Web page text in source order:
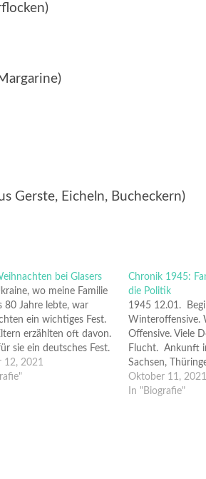
Gerste, Eicheln, Bucheckern)
bei Glasers
wo meine Familie
80 Jahre lebte, war
ein wichtiges Fest.
erzählten oft davon.
sie ein deutsches Fest.
lebten Ukrainer, Russen,
12, 2021
Chronik 1945:
die Politik
1945 12.01.
Winteroffensive.
Offensive. Viele
Flucht. Ankunft
Sachsen,
Brandenburg.
über die Oder
Oktober 11, 2021
In "Biografie"